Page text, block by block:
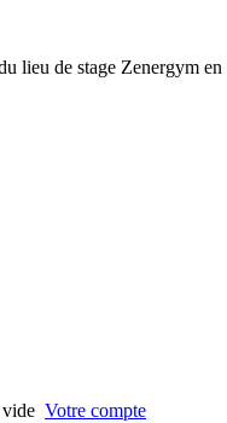
lieu de stage Zenergym
vide Votre compte